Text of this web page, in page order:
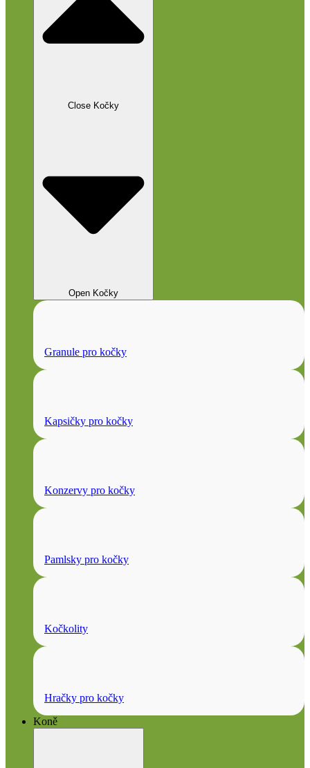
Close Kočky
Open Kočky
Granule pro kočky
Kapsičky pro kočky
Konzervy pro kočky
Pamlsky pro kočky
Kočkolity
Hračky pro kočky
Koně